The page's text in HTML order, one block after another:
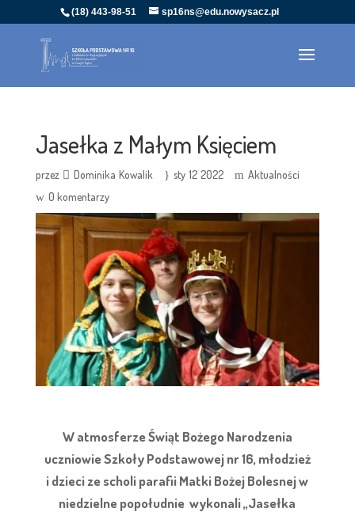
(18) 443-98-51 sp16ns@edu.nowysacz.pl
Jasełka z Małym Księciem
przez Dominika Kowalik sty 12 2022
Aktualności
0 komentarzy
W atmosferze Świąt Bożego Narodzenia
uczniowie Szkoły Podstawowej nr 16, młodzież
i dzieci ze scholi parafii Matki Bożej Bolesnej w
niedzielne popołudnie wykonali ,,Jasełka